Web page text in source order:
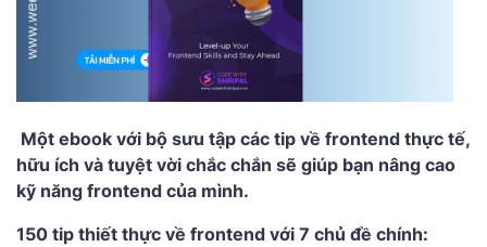
Một ebook với bộ sưu tập các tip về frontend thực tế,
hữu ích và tuyệt vời chắc chắn sẽ giúp bạn nâng cao
kỹ năng frontend của mình.
150 tip thiết thực về frontend với 7 chủ đề chính: